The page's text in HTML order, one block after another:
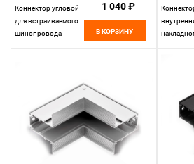
Коннектор угловой
для встраиваемого
шинопровода
1 040 ₽
В КОРЗИНУ